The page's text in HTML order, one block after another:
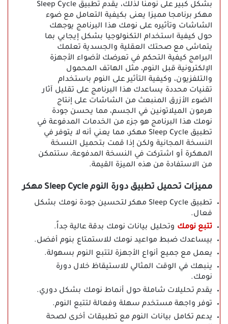
بشكل كبير على نومنا لذلك، يقدم تطبيق Sleep Cycle
مهكر برنامجا مميزا يعنى بكيفية التعامل مع ضوء
الشاشات وتأثيره على نومك هذا البرنامج يوجهك
حول كيفية استخدام التكنولوجيا بشكل إيجابي بما
يتماشى مع صحتك العقلية والجسدية تعلمك
البرامج كيفية التحكم في تعرضك لأضواء الأجهزة
الإلكترونية قبل النوم، مثل الهاتف المحمول
والتلفزيون، وكيفية التأثير على النوم باستخدام
تقنيات محددة يساعدك هذا البرنامج على تقليل آثار
الضوء الأزرق المنبعث من الشاشات على إنتاج
هرمون الميلاتونين في الجسم، مما يحسن جودة
نومك هذا البرنامج هو جزء من الخدمات المدفوعة في
تطبيق Sleep Cycle مهكر، مما يعني أنه لا يتوفر في
النسخة المجانية ولكن إذا قمت بتحميل النسخة
المهكرة أو اشتركت في النسخة المدفوعة، ستتمكن
من الاستفادة من هذه الميزة القيمة.
مميزات تحميل تطبيق دورة النوم Sleep Cycle مهكر
تطبيق Sleep Cycle مهكر لتحسين جودة نومك بشكل
فعال.
تتبع نومك وتحليل بيانات نومك بدقة عالية جداً.
بيساعدك ضبط مواعيد نومك للاستمتاع بنوم أفضل.
يعمل مع جميع أنواع الأجهزة لتتبع النوم بسهولة.
ينبهك في الوقت المثالي للاستيقاظ خلال دورة
نومك.
يقدم تحليلات شاملة حول أنماط نومك بشكل دوري.
توفر واجهة مستخدم سهلة وفعالة لتتبع النوم.
يدعم تكامل بيانات النوم مع تطبيقات أخرى لصحة